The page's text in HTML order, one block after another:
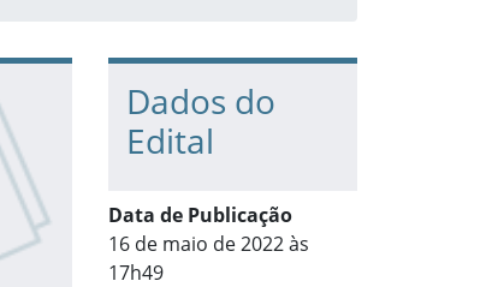
Dados do
Edital
Data de Publicação
16 de maio de 2022 às
17h49